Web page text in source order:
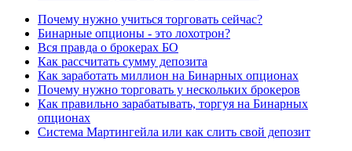
Почему нужно учиться торговать сейчас?
Бинарные опционы - это лохотрон?
Вся правда о брокерах БО
Как рассчитать сумму депозита
Как заработать миллион на Бинарных опционах
Почему нужно торговать у нескольких брокеров
Как правильно зарабатывать, торгуя на Бинарных
опционах
Система Мартингейла или как слить свой депозит